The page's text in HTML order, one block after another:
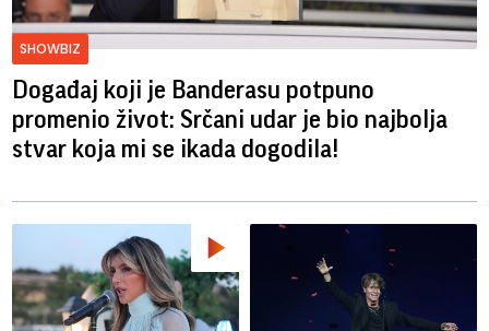
SHOWBIZ
Događaj koji je Banderasu potpuno
promenio život: Srčani udar je bio najbolja
stvar koja mi se ikada dogodila!